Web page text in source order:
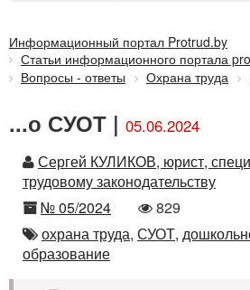
Информационный портал Protrud.by
Статьи информационного портала
Вопросы - ответы
Охрана труда
...о СУОТ | 05.06.2024
Автор
Сергей КУЛИКОВ, юрист,
трудовому законодательству
Номер
№ 05/2024
Количество
просмотров
829
Автор
охрана труда, СУОТ,
образование